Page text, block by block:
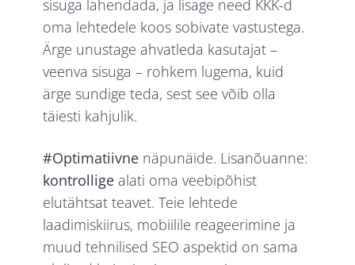
sisuga lahendada, ja lisage need KKK-d
oma lehtedele koos sobivate vastustega.
Ärge unustage ahvatleda kasutajat –
veenva sisuga – rohkem lugema, kuid
ärge sundige teda, sest see võib olla
täiesti kahjulik.
#Optimatiivne näpunäide. Lisanõuanne:
kontrolligealati oma veebipõhist
elutähtsat teavet. Teie lehtede
laadimiskiirus, mobiilile reageerimine ja
muud tehnilised SEO aspektid on sama